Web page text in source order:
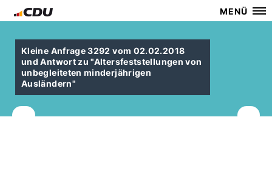
MENÜ
Kleine Anfrage 3292 vom 02.02.2018
und Antwort zu "Altersfeststellungen von
unbegleiteten minderjährigen
Ausländern"